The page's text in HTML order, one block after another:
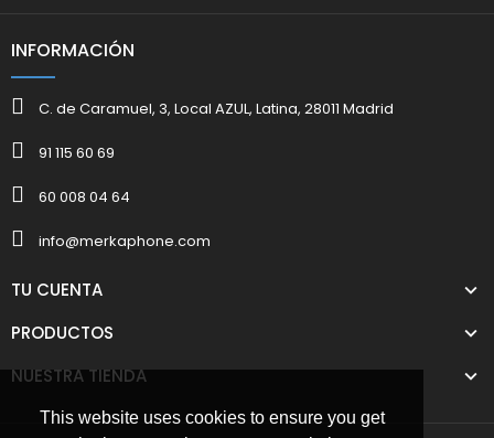
This website uses cookies to ensure you get
INFORMACIÓN
C. de Caramuel, 3, Local AZUL, Latina, 28011 Madrid
91 115 60 69
60 008 04 64
info@merkaphone.com
TU CUENTA
PRODUCTOS
NUESTRA TIENDA